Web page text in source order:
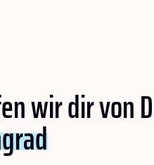
wir dir von